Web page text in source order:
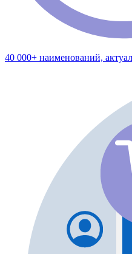
40 000+ наименований,